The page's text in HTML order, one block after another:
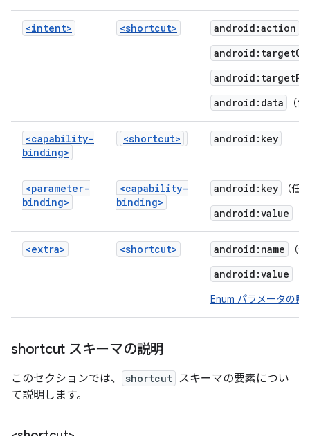
<intent> <shortcut>
android:action
android:data
（
<capability-
binding>
<shortcut> android:key
<parameter-
binding>
<capability-
binding>
android:key （任
android:value
<extra> <shortcut> android:name （
android:value
Enum パラメータの照
shortcut スキーマの説明
このセクションでは、 shortcut スキーマの要素につい
て説明します。